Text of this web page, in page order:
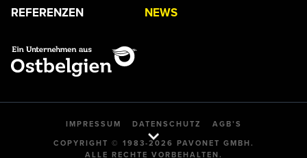
REFERENZEN
NEWS
IMPRESSUM DATENSCHUTZ
AGB’S
COPYRIGHT © 1983-2026 PAVONET GMBH.
ALLE RECHTE VORBEHALTEN.